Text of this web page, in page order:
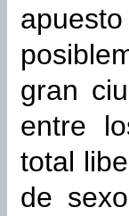
gran
entre
total
de